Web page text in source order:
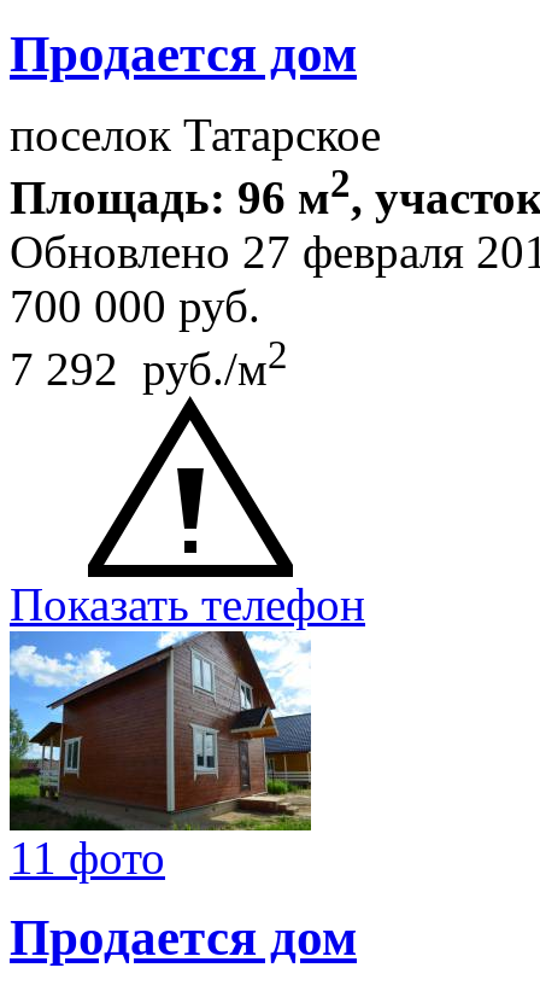
Продается дом
поселок Татарское
Площадь: 96 м2,
Обновлено 27 февраля
700 000 руб.
7 292 руб./м2
Показать телефон
11 фото
Продается дом